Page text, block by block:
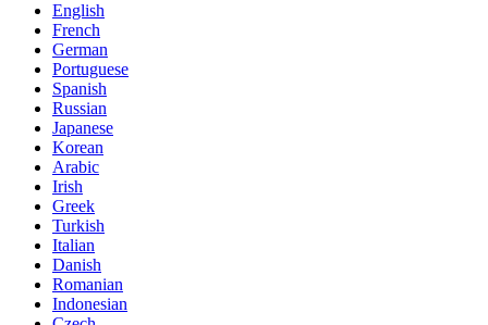
English
French
German
Portuguese
Spanish
Russian
Japanese
Korean
Arabic
Irish
Greek
Turkish
Italian
Danish
Romanian
Indonesian